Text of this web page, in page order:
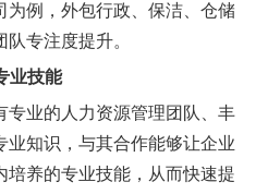
为例，外包行政、保洁、仓储
专注度提升。
业技能
专业的人力资源管理团队、丰
业知识，与其合作能够让企业
培养的专业技能，从而快速提